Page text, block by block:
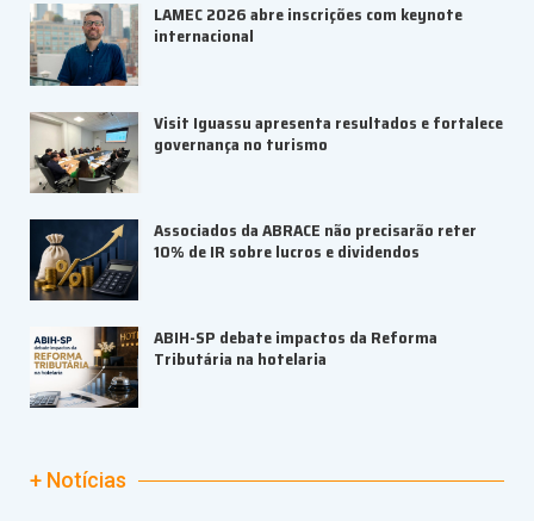
LAMEC 2026 abre inscrições com keynote
internacional
Visit Iguassu apresenta resultados e fortalece
governança no turismo
Associados da ABRACE não precisarão reter
10% de IR sobre lucros e dividendos
ABIH-SP debate impactos da Reforma
Tributária na hotelaria
+ Notícias